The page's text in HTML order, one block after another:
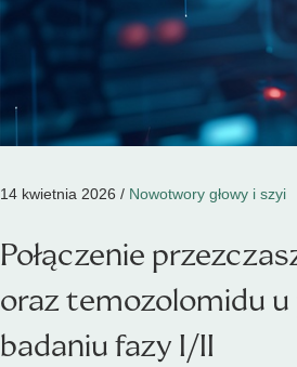
14 kwietnia 2026 / Nowotwory głowy i szyi
Połączenie
oraz temozolomidu
badaniu fazy I/II